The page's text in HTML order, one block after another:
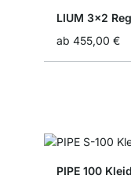
LIUM 3x2
ab 455,00 €
PIPE 100